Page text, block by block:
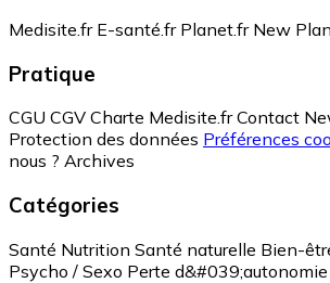
Medisite.fr E-santé.fr Planet.fr New
Pratique
CGU CGV Charte Medisite.fr Contact
Protection des données Préférences
nous ? Archives
Catégories
Santé Nutrition Santé naturelle Bien-
Psycho / Sexo Perte d&#039;autonomie